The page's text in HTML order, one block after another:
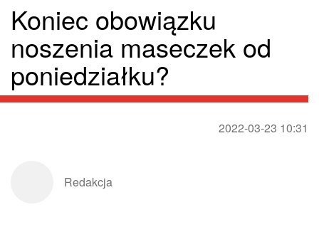
Koniec obowiązku
noszenia maseczek od
poniedziałku?
2022-03-23 10:31
Redakcja